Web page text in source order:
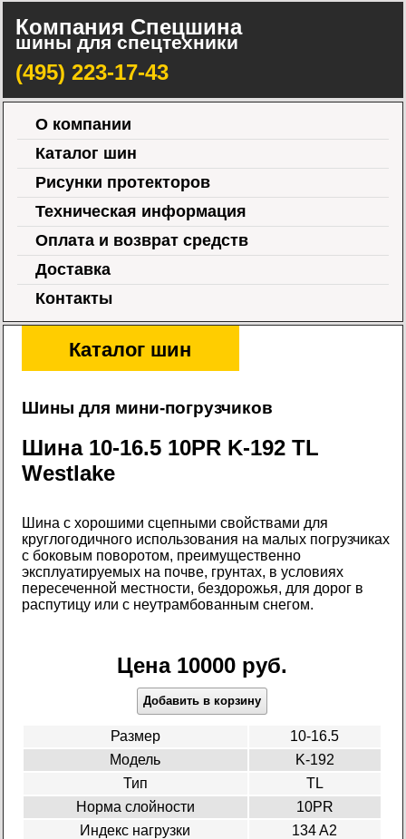
Компания Спецшина
шины для спецтехники
(495) 223-17-43
О компании
Каталог шин
Рисунки протекторов
Техническая информация
Оплата и возврат средств
Доставка
Контакты
Каталог шин
Шины для мини-погрузчиков
Шина 10-16.5 10PR K-192 TL
Westlake
Шина с хорошими сцепными свойствами для
круглогодичного использования на малых погрузчиках
с боковым поворотом, преимущественно
эксплуатируемых на почве, грунтах, в условиях
пересеченной местности, бездорожья, для дорог в
распутицу или с неутрамбованным снегом.
Цена 10000 руб.
Добавить в корзину
Размер
10-16.5
Модель
K-192
Тип
TL
Норма слойности
10PR
Индекс нагрузки
134 A2